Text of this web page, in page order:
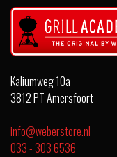
Kaliumweg 10a
3812 PT Amersfoort
info@weberstore.nl
033 - 303 6536